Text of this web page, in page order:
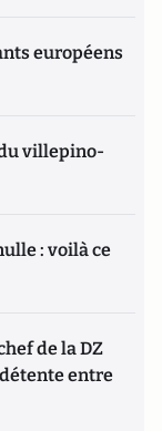
européens
villepino-
: voilà ce
de la DZ
entre